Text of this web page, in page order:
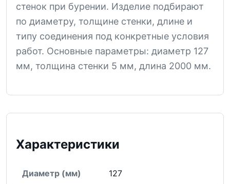
стенок при бурении. Изделие подбирают
по диаметру, толщине стенки, длине и
типу соединения под конкретные условия
работ. Основные параметры: диаметр 127
мм, толщина стенки 5 мм, длина 2000 мм.
Характеристики
Диаметр (мм) 127